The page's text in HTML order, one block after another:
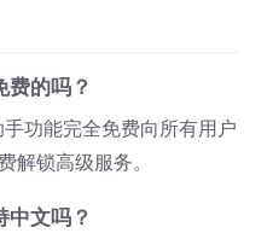
的吗？
功能完全免费向所有用户
解锁高级服务。
文吗？